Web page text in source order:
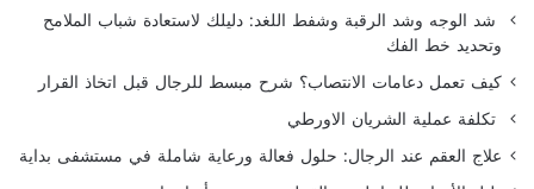
شد الوجه وشد الرقبة وشفط اللغد: دليلك لاستعادة شباب الملامح
وتحديد خط الفك
كيف تعمل دعامات الانتصاب؟ شرح مبسط للرجال قبل اتخاذ القرار
تكلفة عملية الشريان الاورطي
علاج العقم عند الرجال: حلول فعالة ورعاية شاملة في مستشفى بداية